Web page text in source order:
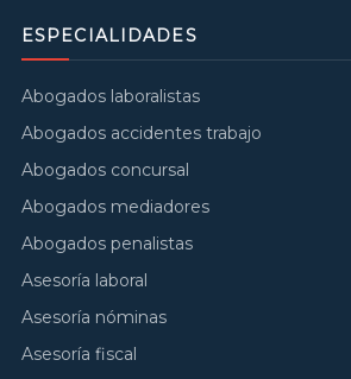
ESPECIALIDADES
Abogados laboralistas
Abogados accidentes trabajo
Abogados concursal
Abogados mediadores
Abogados penalistas
Asesoría laboral
Asesoría nóminas
Asesoría fiscal